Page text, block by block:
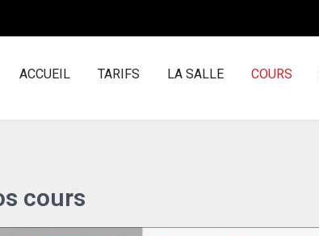
ACCUEIL TARIFS LA SALLE COURS
cours